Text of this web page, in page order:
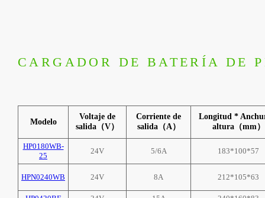
CARGADOR DE BATERÍA DE
Modelo
Voltaje de
salida（V）
Corriente de
salida（A）
Longitud *
altura（mm）
HP0180WB-
25
24V 5/6A 183*100*57
HPN0240WB 24V 8A 212*105*63